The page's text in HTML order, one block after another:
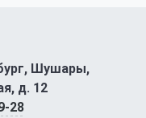
Шушары,
д. 12
28